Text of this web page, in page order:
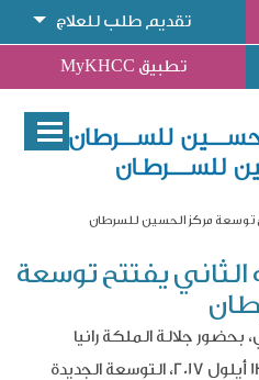
تقديم طلب للعلاج
تطبيق MyKHCC
توسعة مركز الحسين للسرطان
الثاني يفتتح توسعة
بحضور جلالة الملكة رانيا
العبدالله، يوم الأربعاء الموافق 13 أيلول 2017، التوسعة الجديدة